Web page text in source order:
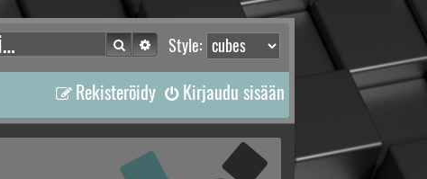
Style:
Etsi Tarkennettu haku
Kirjaudu sisään
Rekisteröidy